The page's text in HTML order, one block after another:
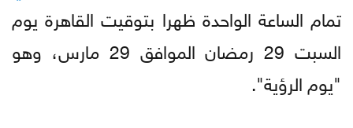
تمام الساعة الواحدة ظهرا بتوقيت القاهرة يوم
السبت 29 رمضان الموافق 29 مارس، وهو
"يوم الرؤية".